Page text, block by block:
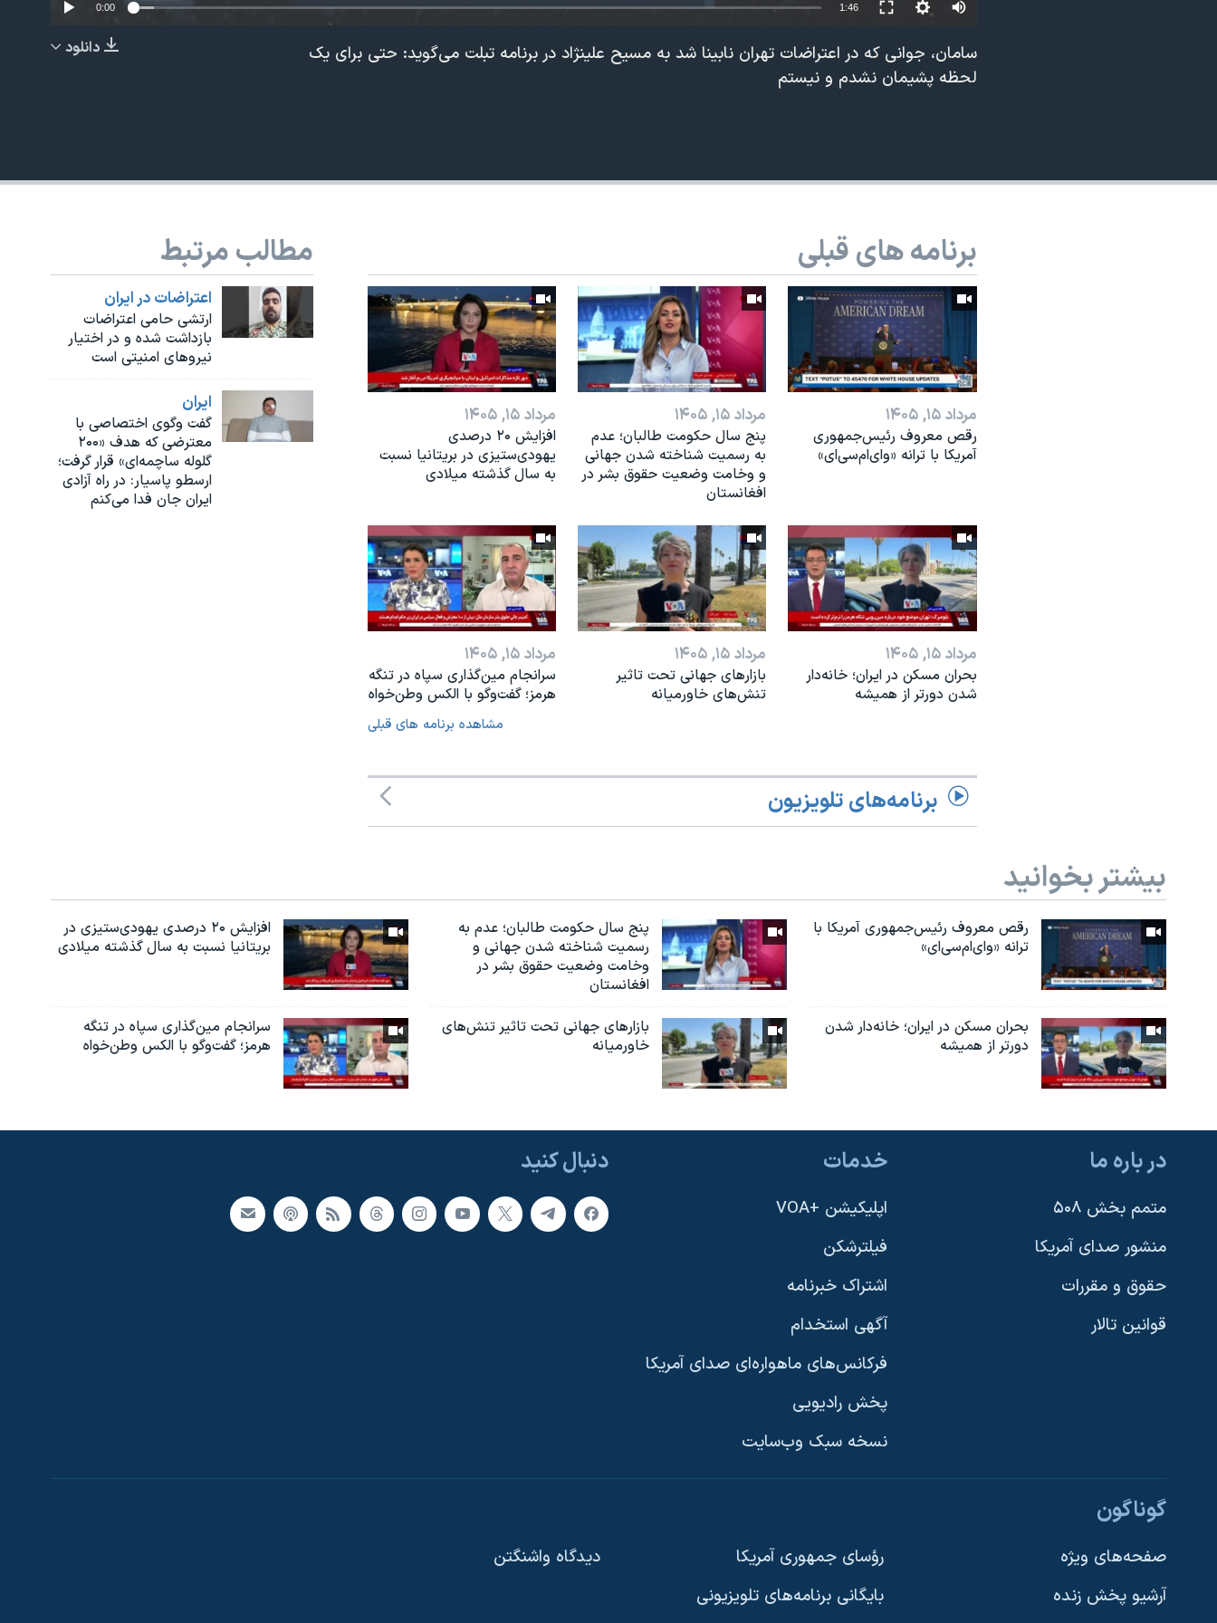
دنبال کنید
زبانهای مختلف
EMBED
0:00 1:46
دانلود
سامان، جوانی که در اعتراضات تهران نابینا شد به مسیح علینژاد در برنامه تبلت می‌گوید: حتی برای یک
لحظه پشیمان نشدم و نیستم
مطالب مرتبط
اعتراضات در ایران
ارتشی حامی اعتراضات
بازداشت شده و در اختیار
نیروهای امنیتی است
ايران
گفت وگوی اختصاصی با
معترضی که هدف «۲۰۰
گلوله ساچمه‌ای» قرار گرفت؛
ارسطو پاسیار: در راه آزادی
ایران جان فدا می‌کنم
برنامه های قبلی
مرداد ۱۵, ۱۴۰۵
رقص معروف رئیس‌جمهوری
آمریکا با ترانه «وای‌ام‌سی‌ای»
مرداد ۱۵, ۱۴۰۵
پنج سال حکومت طالبان؛ عدم
به رسمیت شناخته شدن جهانی
و وخامت وضعیت حقوق بشر در
افغانستان
مرداد ۱۵, ۱۴۰۵
افزایش ۲۰ درصدی
یهودی‌ستیزی در بریتانیا نسبت
به سال گذشته میلادی
مرداد ۱۵, ۱۴۰۵
بحران مسکن در ایران؛ خانه‌دار
شدن دورتر از همیشه
مرداد ۱۵, ۱۴۰۵
بازارهای جهانی تحت تاثیر
تنش‌های خاورمیانه
مرداد ۱۵, ۱۴۰۵
سرانجام مین‌گذاری‌ سپاه در تنگه
هرمز؛ گفت‌وگو با الکس وطن‌خواه
مشاهده برنامه های قبلی
برنامه‌های تلویزیون
بیشتر بخوانید
رقص معروف رئیس‌جمهوری آمریکا با
ترانه «وای‌ام‌سی‌ای»
پنج سال حکومت طالبان؛ عدم به
رسمیت شناخته شدن جهانی و
وخامت وضعیت حقوق بشر در
افغانستان
افزایش ۲۰ درصدی یهودی‌ستیزی در
بریتانیا نسبت به سال گذشته میلادی
بحران مسکن در ایران؛ خانه‌دار شدن
دورتر از همیشه
بازارهای جهانی تحت تاثیر تنش‌های
خاورمیانه
سرانجام مین‌گذاری‌ سپاه در تنگه
هرمز؛ گفت‌وگو با الکس وطن‌خواه
دنبال کنید در باره ما
متمم بخش ۵۰۸
منشور صدای آمریکا
حقوق و مقررات
قوانین تالار
خدمات
اپلیکیشن +VOA
فیلترشکن
اشتراک خبرنامه
آگهی استخدام
فرکانس‌های ماهواره‌ای صدای آمریکا
پخش رادیویی
نسخه سبک وب‌سایت
گوناگون
صفحه‌های ویژه
آرشیو پخش زنده
رؤسای جمهوری آمریکا
بایگانی برنامه‌های تلویزیونی
دیدگاه‌ واشنگتن